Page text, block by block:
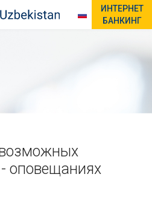
ИНТЕРНЕТ
БАНКИНГ
- оповещаниях